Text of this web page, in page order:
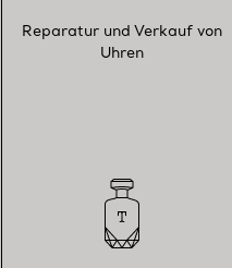
Reparatur und Verkauf von
Uhren